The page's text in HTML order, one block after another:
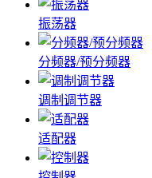
振荡器
分频器/预分频器
调制调节器
适配器